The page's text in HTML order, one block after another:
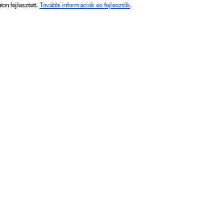
fejlesztett. További információk és fejlesztők